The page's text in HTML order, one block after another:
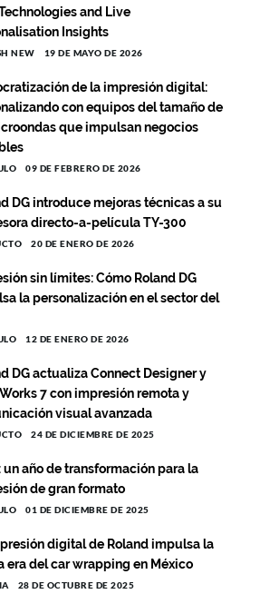
and Live
Insights
NEW 19 DE MAYO DE 2026
de la impresión digital:
con equipos del tamaño de
que impulsan negocios
09 DE FEBRERO DE 2026
DG introduce mejoras técnicas a su
directo-a-película TY-300
20 DE ENERO DE 2026
sin límites: Cómo Roland DG
la personalización en el sector del
12 DE ENERO DE 2026
DG actualiza Connect Designer y
7 con impresión remota y
visual avanzada
24 DE DICIEMBRE DE 2025
un año de transformación para la
de gran formato
01 DE DICIEMBRE DE 2025
digital de Roland impulsa la
era del car wrapping en México
28 DE OCTUBRE DE 2025